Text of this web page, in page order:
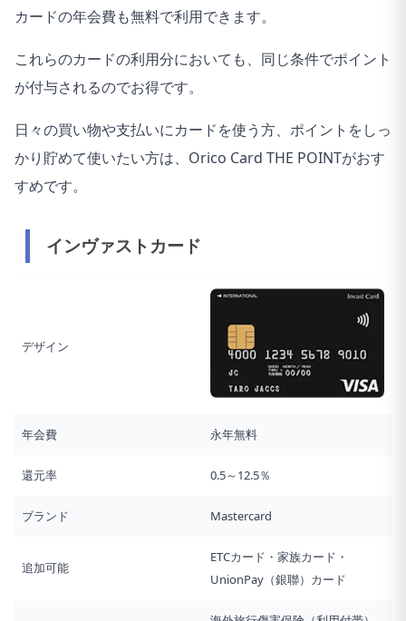
カードの年会費も無料で利用できます。
これらのカードの利用分においても、同じ条件でポイント
が付与されるのでお得です。
日々の買い物や支払いにカードを使う方、ポイントをしっ
かり貯めて使いたい方は、Orico Card THE POINTがおす
すめです。
インヴァストカード
デザイン
年会費 永年無料
還元率 0.5～12.5％
ブランド Mastercard
追加可能
ETCカード・家族カード・
UnionPay（銀聯）カード